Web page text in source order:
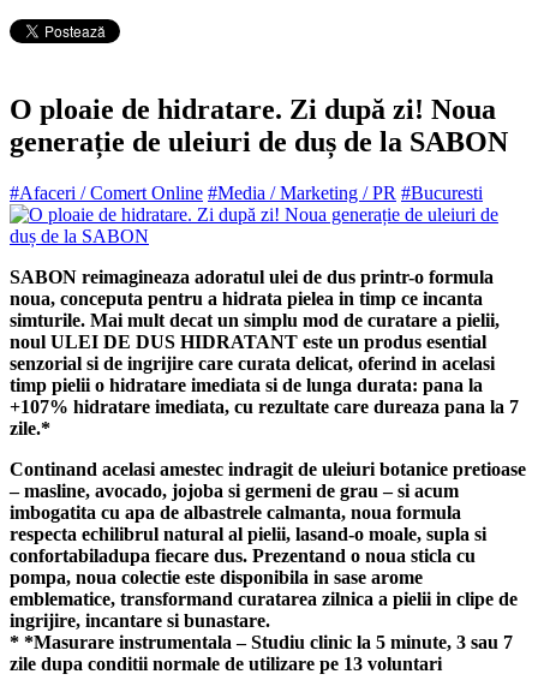
O ploaie de hidratare. Zi după zi! Noua
generație de uleiuri de duș de la SABON
#Afaceri / Comert Online #Media / Marketing / PR #Bucuresti
SABON reimagineaza adoratul ulei de dus printr-o formula
noua, conceputa pentru a hidrata pielea in timp ce incanta
simturile. Mai mult decat un simplu mod de curatare a pielii,
noul ULEI DE DUS HIDRATANT este un produs esential
senzorial si de ingrijire care curata delicat, oferind in acelasi
timp pielii o hidratare imediata si de lunga durata: pana la
+107% hidratare imediata, cu rezultate care dureaza pana la 7
zile.*
Continand acelasi amestec indragit de uleiuri botanice pretioase
– masline, avocado, jojoba si germeni de grau – si acum
imbogatita cu apa de albastrele calmanta, noua formula
respecta echilibrul natural al pielii, lasand-o moale, supla si
confortabiladupa fiecare dus. Prezentand o noua sticla cu
pompa, noua colectie este disponibila in sase arome
emblematice, transformand curatarea zilnica a pielii in clipe de
ingrijire, incantare si bunastare.
* *Masurare instrumentala – Studiu clinic la 5 minute, 3 sau 7
zile dupa conditii normale de utilizare pe 13 voluntari